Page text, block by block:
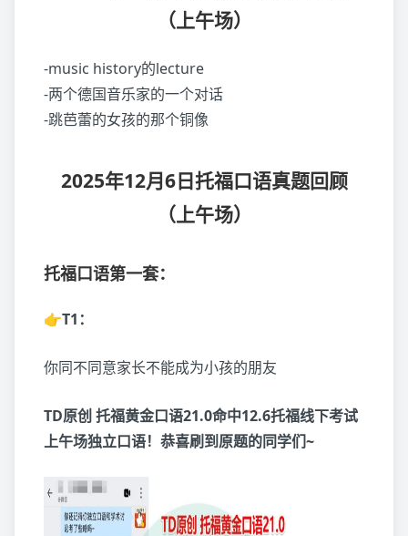
（上午场）
-music history的lecture
-两个德国音乐家的一个对话
-跳芭蕾的女孩的那个铜像
2025年12月6日托福口语真题回顾
（上午场）
托福口语第一套：
👉T1：
你同不同意家长不能成为小孩的朋友
TD原创 托福黄金口语21.0命中12.6托福线下考试
上午场独立口语！恭喜刷到原题的同学们~